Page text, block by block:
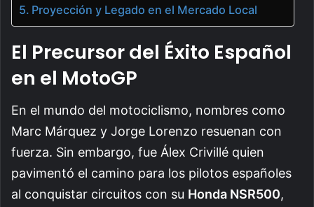
Proyección y Legado en el Mercado Local
El Precursor del Éxito Español
en el MotoGP
En el mundo del motociclismo, nombres como
Marc Márquez y Jorge Lorenzo resuenan con
fuerza. Sin embargo, fue Álex Crivillé quien
pavimentó el camino para los pilotos españoles
al conquistar circuitos con su Honda NSR500,